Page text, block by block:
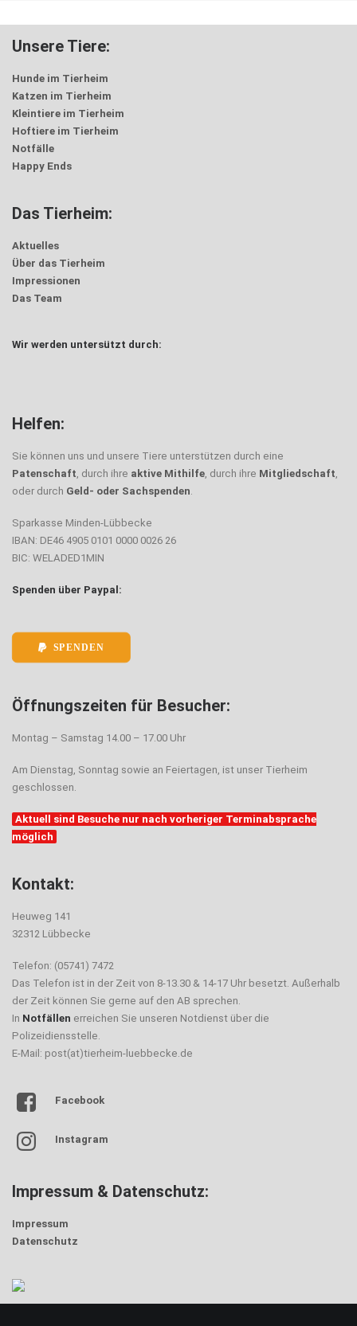
Unsere Tiere:
Hunde im Tierheim
Katzen im Tierheim
Kleintiere im Tierheim
Hoftiere im Tierheim
Notfälle
Happy Ends
Das Tierheim:
Aktuelles
Über das Tierheim
Impressionen
Das Team
Wir werden untersützt durch:
Helfen:
Sie können uns und unsere Tiere unterstützen durch eine
Patenschaft, durch ihre aktive Mithilfe, durch ihre Mitgliedschaft,
oder durch Geld- oder Sachspenden.
Sparkasse Minden-Lübbecke
IBAN: DE46 4905 0101 0000 0026 26
BIC: WELADED1MIN
Spenden über Paypal:
SPENDEN
Öffnungszeiten für Besucher:
Montag – Samstag 14.00 – 17.00 Uhr
Am Dienstag, Sonntag sowie an Feiertagen, ist unser Tierheim
geschlossen.
Aktuell sind Besuche nur nach vorheriger Terminabsprache
möglich
Kontakt:
Heuweg 141
32312 Lübbecke
Telefon: (05741) 7472
Das Telefon ist in der Zeit von 8-13.30 & 14-17 Uhr besetzt. Außerhalb
der Zeit können Sie gerne auf den AB sprechen.
In Notfällen erreichen Sie unseren Notdienst über die
Polizeidiensstelle.
E-Mail: post(at)tierheim-luebbecke.de
Facebook
Instagram
Impressum & Datenschutz:
Impressum
Datenschutz